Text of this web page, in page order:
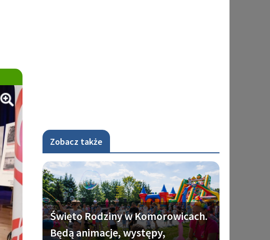
Zobacz także
Święto Rodziny w Komorowicach.
Będą animacje, występy,